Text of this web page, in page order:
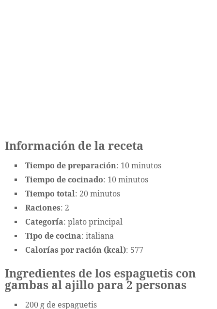
Información de la receta
Tiempo de preparación: 10 minutos
Tiempo de cocinado: 10 minutos
Tiempo total: 20 minutos
Raciones: 2
Categoría: plato principal
Tipo de cocina: italiana
Calorías por ración (kcal): 577
Ingredientes de los espaguetis con
gambas al ajillo para 2 personas
200 g de espaguetis